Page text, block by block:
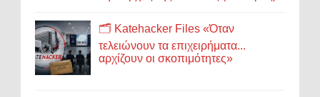
🗂️ Katehacker Files «Όταν
τελειώνουν τα επιχειρήματα...
αρχίζουν οι σκοπιμότητες»